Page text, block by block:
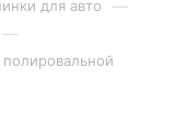
для авто —
—
полировальной